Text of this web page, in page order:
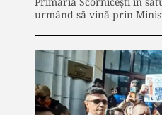
urmând să vină prin